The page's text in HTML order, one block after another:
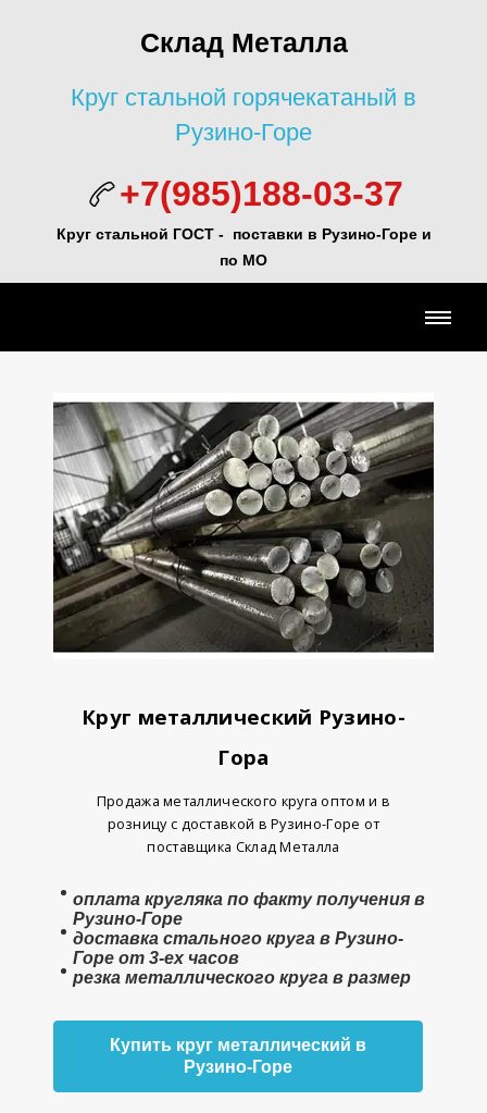
Склад Металла
Круг стальной горячекатаный в
Рузино-Горе
+7(985)188-03-37
Круг стальной ГОСТ - поставки в Рузино-Горе и
по МО
Круг металлический Рузино-
Гора
Продажа металлического круга оптом и в
розницу с доставкой в Рузино-Горе от
поставщика Склад Металла
оплата кругляка по факту получения в
Рузино-Горе
доставка стального круга в Рузино-
Горе от 3-ех часов
резка металлического круга в размер
Купить круг металлический в
Рузино-Горе